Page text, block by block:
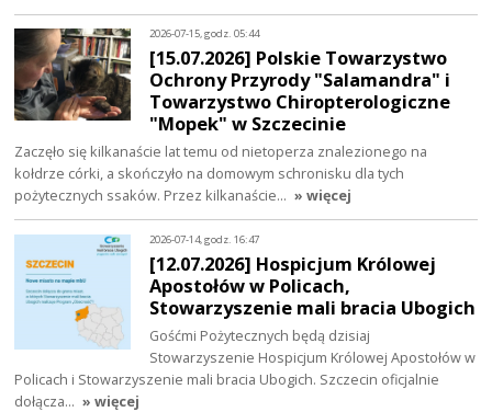
2026-07-15, godz. 05:44
[15.07.2026] Polskie Towarzystwo
Ochrony Przyrody "Salamandra" i
Towarzystwo Chiropterologiczne
"Mopek" w Szczecinie
Zaczęło się kilkanaście lat temu od nietoperza znalezionego na
kołdrze córki, a skończyło na domowym schronisku dla tych
pożytecznych ssaków. Przez kilkanaście… » więcej
2026-07-14, godz. 16:47
[12.07.2026] Hospicjum Królowej
Apostołów w Policach,
Stowarzyszenie mali bracia Ubogich
Gośćmi Pożytecznych będą dzisiaj
Stowarzyszenie Hospicjum Królowej Apostołów w
Policach i Stowarzyszenie mali bracia Ubogich. Szczecin oficjalnie
dołącza… » więcej